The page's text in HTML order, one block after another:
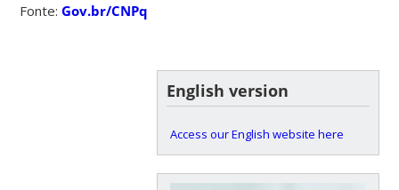
Fonte:Gov.br/CNPq
English version
Access our English website here